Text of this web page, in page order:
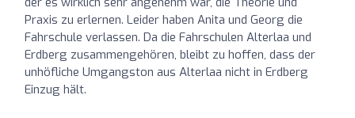
Praxis zu erlernen. Leider haben Anita und Georg die
Fahrschule verlassen. Da die Fahrschulen Alterlaa und
Erdberg zusammengehören, bleibt zu hoffen, dass der
unhöfliche Umgangston aus Alterlaa nicht in Erdberg
Einzug hält.